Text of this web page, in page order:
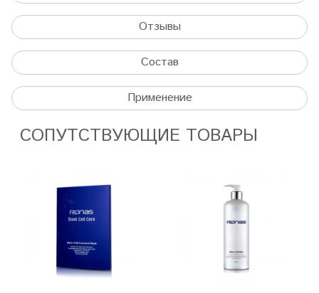
Отзывы
Состав
Применение
СОПУТСТВУЮЩИЕ ТОВАРЫ